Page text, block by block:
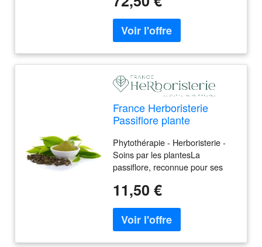
France Herboristerie
Passiflore plante
POUDRE Passiflora
incarnata - Phytothérapie
Phytothérapie - Herboristerie -
Soins par les plantesLa
passiflore, reconnue pour ses
réduire le stress et l'anxiété.
idéale pour préparer des
infusions relaxantes et favoriser
un sommeil réparateur.
11,50 €